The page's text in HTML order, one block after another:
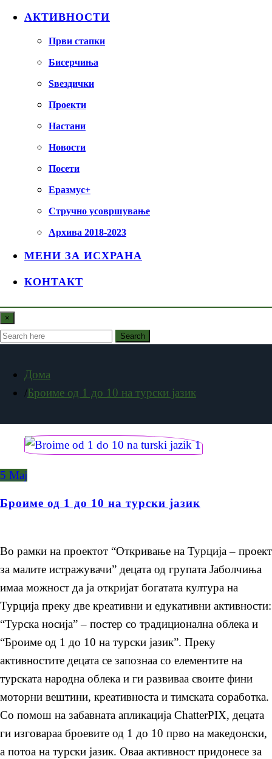
АКТИВНОСТИ
Први стапки
Бисерчиња
Ѕвездички
Проекти
Настани
Новости
Посети
Еразмус+
Стручно усовршување
Архива 2018-2023
МЕНИ ЗА ИСХРАНА
КОНТАКТ
×
Search
Дома
Броиме од 1 до 10 на турски јазик
5 Мај
Броиме од 1 до 10 на турски јазик
Во рамки на проектот “Откривање на Турција – проект
за малите истражувачи” децата од групата Јаболчиња
имаа можност да ја откријат богатата култура на
Турција преку две креативни и едукативни активности:
“Турска носија” – постер со традиционална облека и
“Броиме од 1 до 10 на турски јазик”. Преку
активностите децата се запознаа со елементите на
турската народна облека и ги развиваа своите фини
моторни вештини, креативноста и тимската соработка.
Со помош на забавната апликација ChatterPIX, децата
ги изговараа броевите од 1 до 10 прво на македонски,
а потоа на турски јазик. Оваа активност придонесе за